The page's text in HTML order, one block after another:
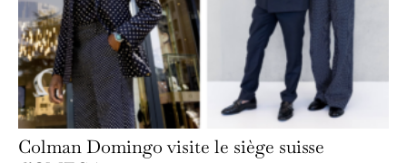
Colman Domingo visite le siège suisse